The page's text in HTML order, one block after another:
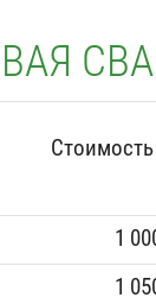
1
1